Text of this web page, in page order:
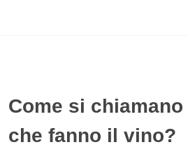
Come si
che fanno il vino?